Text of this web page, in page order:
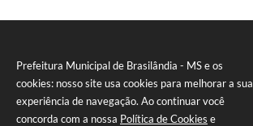
Prefeitura Municipal de Brasilândia - MS e os
cookies: nosso site usa cookies para melhorar a sua
experiência de navegação. Ao continuar você
concorda com a nossa Política de Cookies e